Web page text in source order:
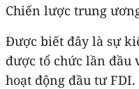
Chiến lược trung
Được biết đây là sự
được tổ chức lần đầu
hoạt động đầu tư